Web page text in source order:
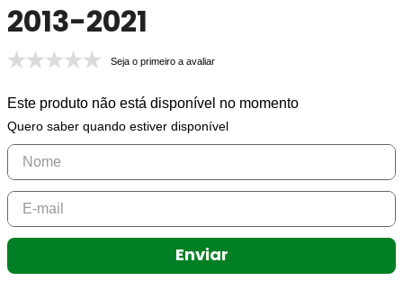
2013-2021
Seja o primeiro a avaliar
Este produto não está disponível no momento
Quero saber quando estiver disponível
Enviar